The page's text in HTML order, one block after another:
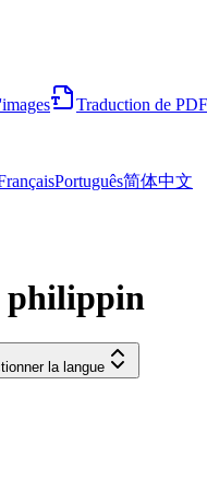
Traduction de PDF
Português简体中文
philippin
la langue